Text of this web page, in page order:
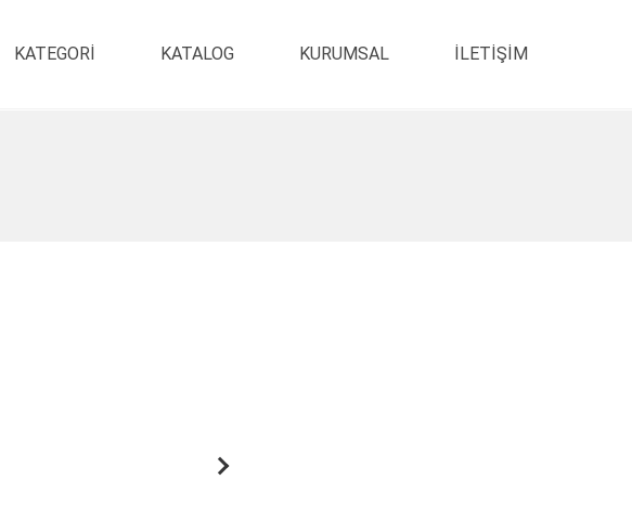
KATEGORI KATALOG KURUMSAL ILETIŞIM